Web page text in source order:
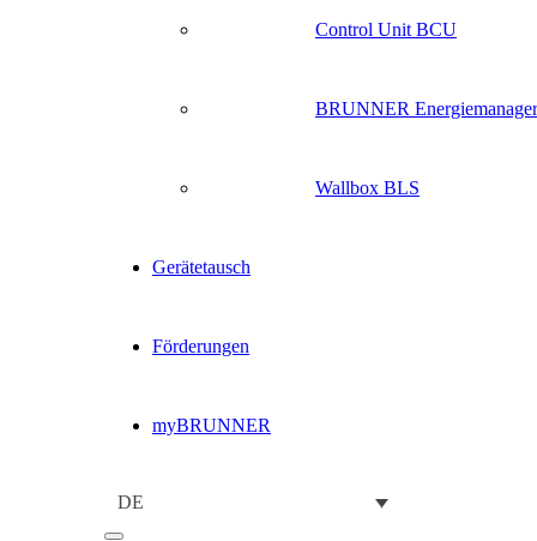
Control Unit BCU
BRUNNER Energiemanager
Wallbox BLS
Gerätetausch
Förderungen
myBRUNNER
DE